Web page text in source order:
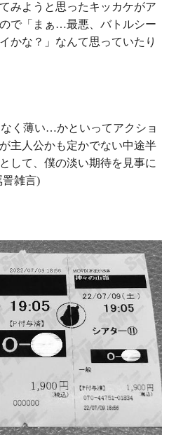
みようと思ったキッカケがア
で 「まぁ…最悪、バトルシー
かな？」 なんて思っていたり
く薄い…かといってアクショ
主人公かも定かでない中途半
として、僕の淡い期待を見事に
詈雑言)